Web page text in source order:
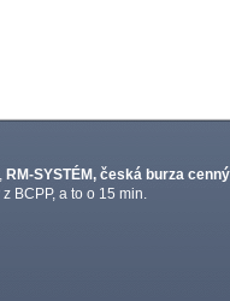
RM-SYSTÉM, česká burza
BCPP, a to o 15 min.